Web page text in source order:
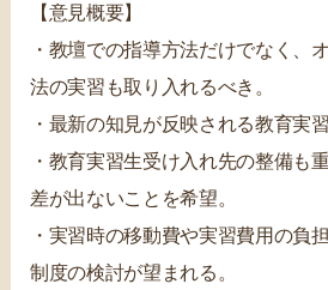
【意見概要】
・教壇での指導方法だけでなく、
法の実習も取り入れるべき。
・最新の知見が反映される教育実
・教育実習生受け入れ先の整備も
差が出ないことを希望。
・実習時の移動費や実習費用の負
制度の検討が望まれる。